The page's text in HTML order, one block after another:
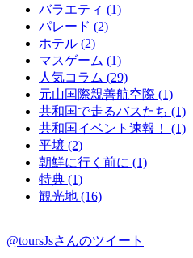
バラエティ (1)
パレード (2)
ホテル (2)
マスゲーム (1)
人気コラム (29)
元山国際親善航空際 (1)
共和国で走るバスたち (1)
共和国イベント速報！ (1)
平壌 (2)
朝鮮に行く前に (1)
特典 (1)
観光地 (16)
@toursJsさんのツイート